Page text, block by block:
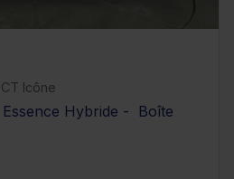
Icône
Hybride - Boîte